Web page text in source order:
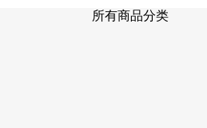
所有商品分类